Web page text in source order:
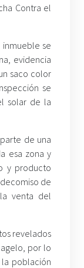
Contra el
se
evidencia
saco color
se
solar de la
de una
esa zona y
y producto
de
venta del
revelados
por lo
población